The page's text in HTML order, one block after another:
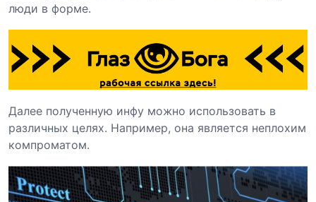
люди в форме.
Далее полученную инфу можно использовать в
различных целях. Например, она является неплохим
компроматом.